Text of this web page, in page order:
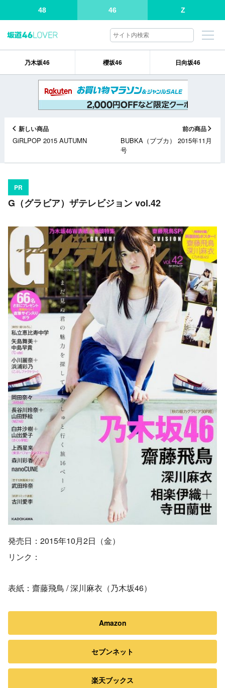
48 46 Z
乃木坂46 櫻坂46 日向坂46
新しい商品
GiRLPOP 2015 AUTUMN
前の商品
BUBKA（ブブカ） 2015年11月
号
PR
G（グラビア）ザテレビジョン vol.42
発売日：2015年10月2日（金）
リンク：
表紙：齋藤飛鳥 / 深川麻衣（乃木坂46）
Amazon
セブンネット
楽天ブックス